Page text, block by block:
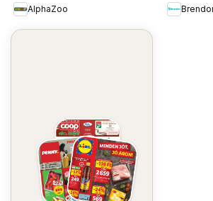
AlphaZoo